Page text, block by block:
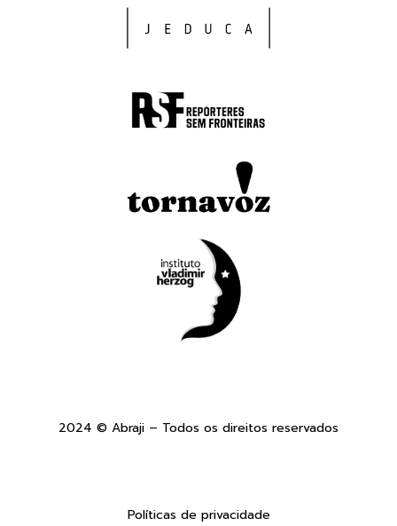
2024 © Abraji – Todos os direitos reservados
Políticas de privacidade